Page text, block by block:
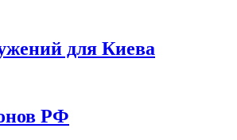
для Киева
РФ